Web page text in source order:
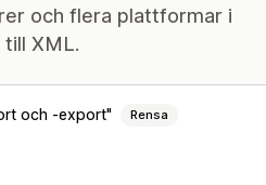
och flera plattformar i
XML.
och -export Rensa